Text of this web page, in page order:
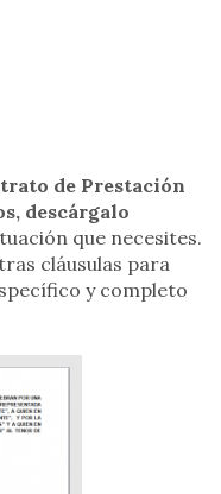
de Prestación
descárgalo
que necesites.
cláusulas para
y completo